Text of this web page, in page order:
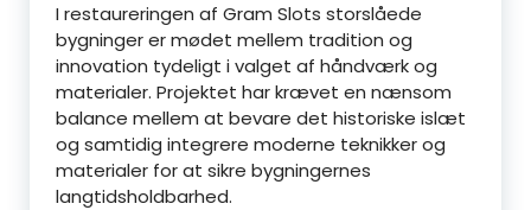
I restaureringen af Gram Slots storslåede
bygninger er mødet mellem tradition og
innovation tydeligt i valget af håndværk og
materialer. Projektet har krævet en nænsom
balance mellem at bevare det historiske islæt
og samtidig integrere moderne teknikker og
materialer for at sikre bygningernes
langtidsholdbarhed.